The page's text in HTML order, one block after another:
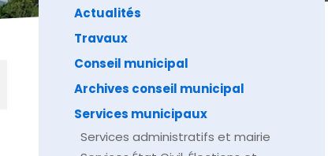
Actualités
Travaux
Conseil municipal
Archives conseil municipal
Services municipaux
Services administratifs et mairie